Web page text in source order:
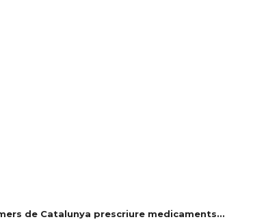
de Catalunya prescriure medicaments...